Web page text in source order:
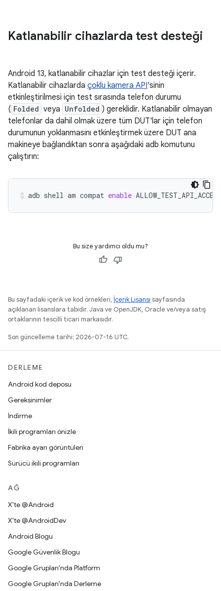
Katlanabilir cihazlarda test desteği
Android 13, katlanabilir cihazlar için test desteği içerir.
Katlanabilir cihazlarda çoklu kamera API'sinin
etkinleştirilmesi için test sırasında telefon durumu
( Folded veya Unfolded ) gereklidir. Katlanabilir olmayan
telefonlar da dahil olmak üzere tüm DUT'lar için telefon
durumunun yoklanmasını etkinleştirmek üzere DUT ana
makineye bağlandıktan sonra aşağıdaki adb komutunu
çalıştırın:
adb shell am compat enable ALLOW_TEST_API_ACCESS
Bu size yardımcı oldu mu?
Bu sayfadaki içerik ve kod örnekleri, İçerik Lisansı sayfasında
açıklanan lisanslara tabidir. Java ve OpenJDK, Oracle ve/veya satış
ortaklarının tescilli ticari markasıdır.
Son güncelleme tarihi: 2026-07-16 UTC.
DERLEME
Android kod deposu
Gereksinimler
İndirme
İkili programları önizle
Fabrika ayarı görüntüleri
Sürücü ikili programları
AĞ
X'te @Android
X'te @AndroidDev
Android Blogu
Google Güvenlik Blogu
Google Grupları'nda Platform
Google Grupları'nda Derleme